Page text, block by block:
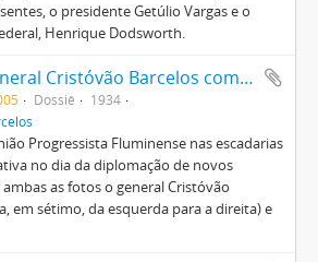
o presidente Getúlio Vargas e o
Henrique Dodsworth.
Atividades do general Cristóvão Barcelos como deputado federal e membro da Assembléia Constituinte de 1934
Dossiê
1934
Progressista Fluminense nas escadarias
no dia da diplomação de novos
as fotos o general Cristóvão
em sétimo, da esquerda para a direita) e